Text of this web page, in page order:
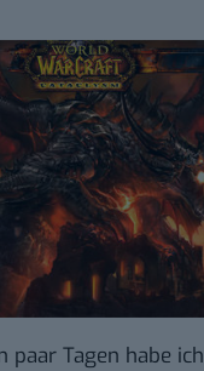
paar Tagen habe ich